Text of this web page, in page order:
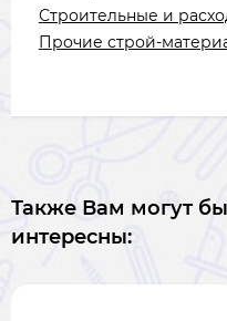
Строительные и
Прочие строй-
Также Вам могут
интересны: